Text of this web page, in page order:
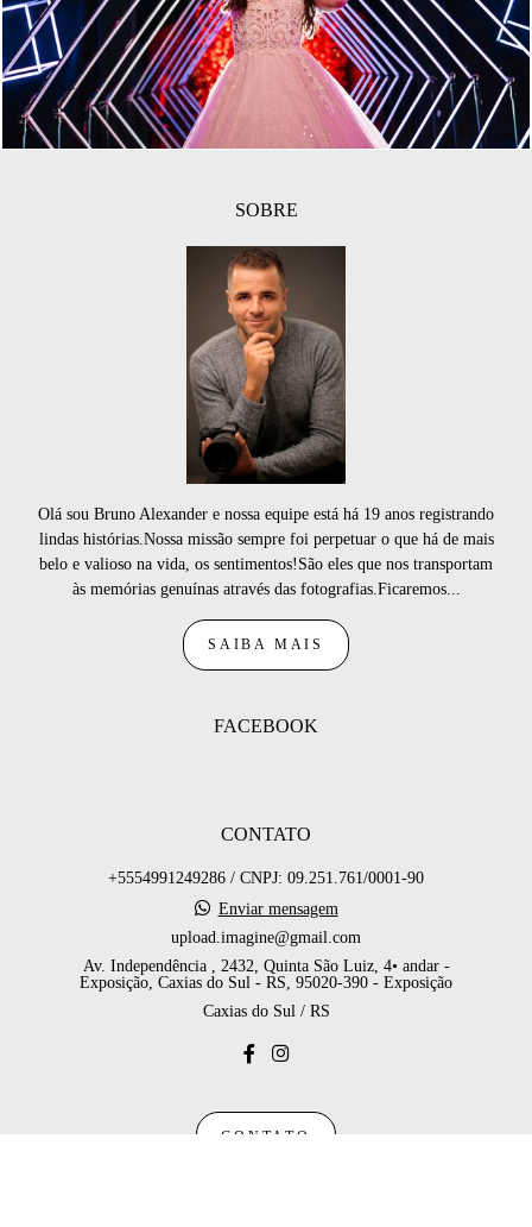
882 0
SOBRE
Olá sou Bruno Alexander e nossa equipe está há 19 anos registrando
lindas histórias.Nossa missão sempre foi perpetuar o que há de mais
belo e valioso na vida, os sentimentos!São eles que nos transportam
às memórias genuínas através das fotografias.Ficaremos...
SAIBA MAIS
FACEBOOK
CONTATO
+5554991249286 / CNPJ: 09.251.761/0001-90
Enviar mensagem
upload.imagine@gmail.com
Av. Independência , 2432, Quinta São Luiz, 4• andar -
Exposição, Caxias do Sul - RS, 95020-390 - Exposição
Caxias do Sul / RS
CONTATO